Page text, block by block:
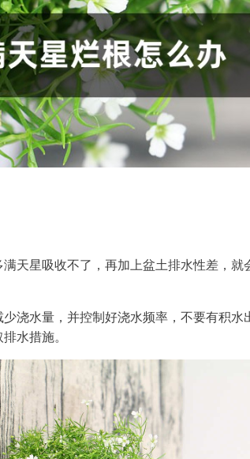
天星吸收不了，再加上盆土排水性差，就
浇水量，并控制好浇水频率，不要有积水
水措施。